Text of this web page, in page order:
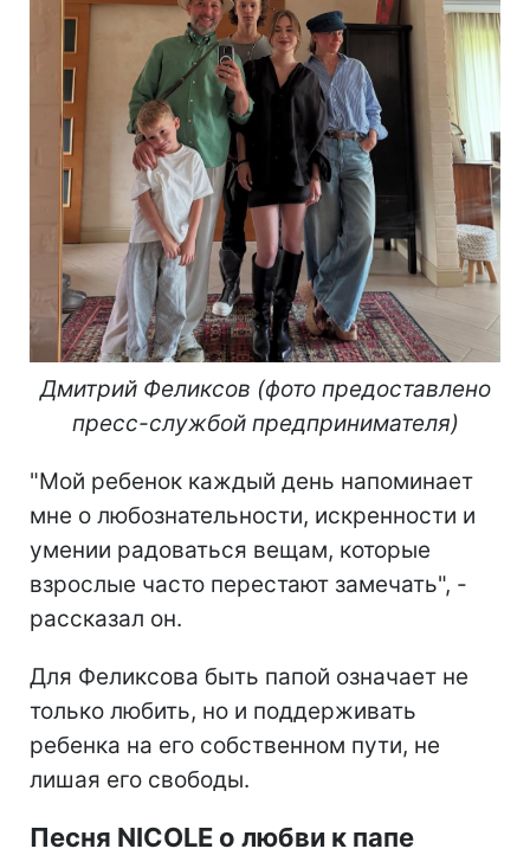
Дмитрий Феликсов (фото предоставлено
пресс-службой предпринимателя)
"Мой ребенок каждый день напоминает
мне о любознательности, искренности и
умении радоваться вещам, которые
взрослые часто перестают замечать", -
рассказал он.
Для Феликсова быть папой означает не
только любить, но и поддерживать
ребенка на его собственном пути, не
лишая его свободы.
Песня NICOLE о любви к папе